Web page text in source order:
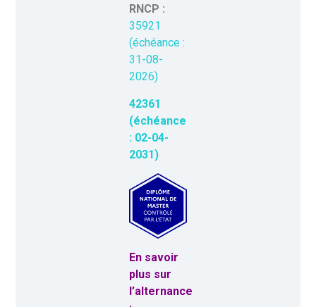
RNCP :
35921
(échéance :
31-08-
2026)
42361
(échéance
: 02-04-
2031)
En savoir
plus sur
l’alternance